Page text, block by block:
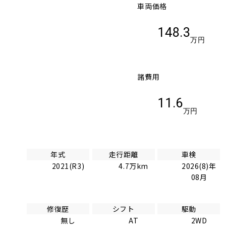
車両価格
148.3
万円
諸費用
11.6
万円
年式
2021(R3)
走行距離
4.7万km
車検
2026(8)年
08月
修復歴
無し
シフト
AT
駆動
2WD